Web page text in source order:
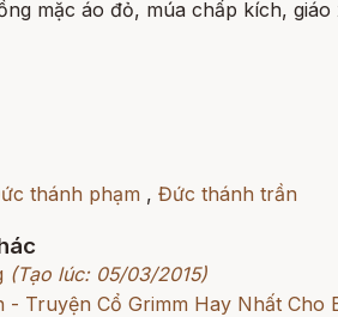
mặc áo đỏ, múa chấp kích,
thánh phạm , Đức thánh trần
(Tạo lúc: 05/03/2015)
- Truyện Cổ Grimm Hay Nhất Cho